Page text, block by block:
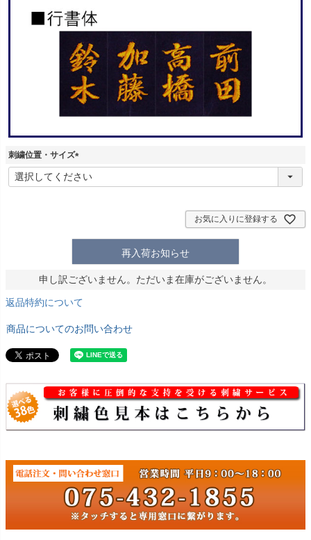
刺繍位置・サイズ
(
必
お気に入りに登録する
再入荷お知らせ
申し訳ございません。ただいま在庫がございません。
返品特約について
商品についてのお問い合わせ